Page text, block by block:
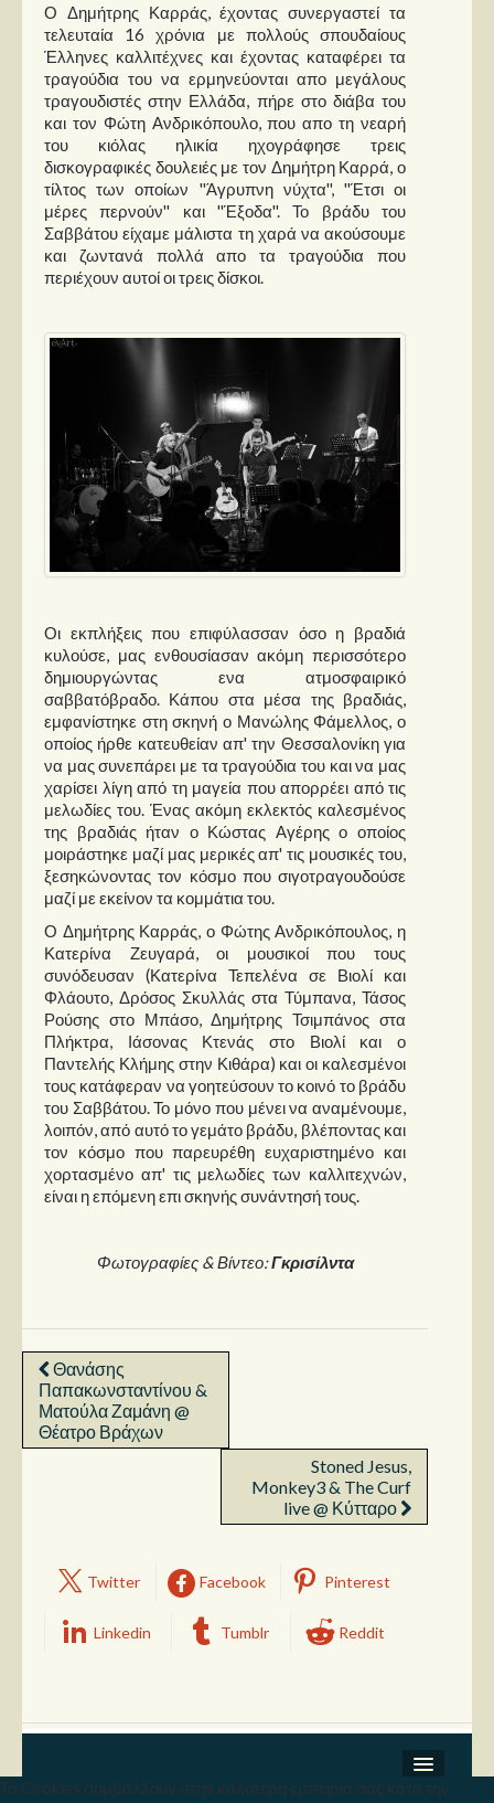
Ο Δημήτρης Καρράς, έχοντας συνεργαστεί τα
τελευταία 16 χρόνια με πολλούς σπουδαίους
Έλληνες καλλιτέχνες και έχοντας καταφέρει τα
τραγούδια του να ερμηνεύονται απο μεγάλους
τραγουδιστές στην Ελλάδα, πήρε στο διάβα του
και τον Φώτη Ανδρικόπουλο, που απο τη νεαρή
του κιόλας ηλικία ηχογράφησε τρεις
δισκογραφικές δουλειές με τον Δημήτρη Καρρά, ο
τίλτος των οποίων ''Άγρυπνη νύχτα'', ''Έτσι οι
μέρες περνούν'' και ''Έξοδα''. Το βράδυ του
Σαββάτου είχαμε μάλιστα τη χαρά να ακούσουμε
και ζωντανά πολλά απο τα τραγούδια που
περιέχουν αυτοί οι τρεις δίσκοι.
Οι εκπλήξεις που επιφύλασσαν όσο η βραδιά
κυλούσε, μας ενθουσίασαν ακόμη περισσότερο
δημιουργώντας ενα ατμοσφαιρικό
σαββατόβραδο. Κάπου στα μέσα της βραδιάς,
εμφανίστηκε στη σκηνή ο Μανώλης Φάμελλος, ο
οποίος ήρθε κατευθείαν απ' την Θεσσαλονίκη για
να μας συνεπάρει με τα τραγούδια του και να μας
χαρίσει λίγη από τη μαγεία που απορρέει από τις
μελωδίες του. Ένας ακόμη εκλεκτός καλεσμένος
της βραδιάς ήταν ο Κώστας Αγέρης ο οποίος
μοιράστηκε μαζί μας μερικές απ' τις μουσικές του,
ξεσηκώνοντας τον κόσμο που σιγοτραγουδούσε
μαζί με εκείνον τα κομμάτια του.
Ο Δημήτρης Καρράς, ο Φώτης Ανδρικόπουλος, η
Κατερίνα Ζευγαρά, οι μουσικοί που τους
συνόδευσαν (Κατερίνα Τεπελένα σε Βιολί και
Φλάουτο, Δρόσος Σκυλλάς στα Τύμπανα, Τάσος
Ρούσης στο Μπάσο, Δημήτρης Τσιμπάνος στα
Πλήκτρα, Ιάσονας Κτενάς στο Βιολί και ο
Παντελής Κλήμης στην Κιθάρα) και οι καλεσμένοι
τους κατάφεραν να γοητεύσουν το κοινό το βράδυ
του Σαββάτου. Το μόνο που μένει να αναμένουμε,
λοιπόν, από αυτό το γεμάτο βράδυ, βλέποντας και
τον κόσμο που παρευρέθη ευχαριστημένο και
χορτασμένο απ' τις μελωδίες των καλλιτεχνών,
είναι η επόμενη επι σκηνής συνάντησή τους.
Φωτογραφίες & Βίντεο:Γκρισίλντα
Θανάσης
Παπακωνσταντίνου &
Ματούλα Ζαμάνη @
Θέατρο Βράχων
Stoned Jesus,
Monkey3 & The Curf
live @ Κύτταρο
Twitter Facebook Pinterest
Linkedin Tumblr Reddit
Τα Cookies συμβάλλουν στην καλύτερη εμπειρία σας κατά την